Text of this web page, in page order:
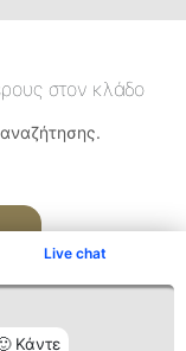
Live chat
Κάντε
στον κλάδο